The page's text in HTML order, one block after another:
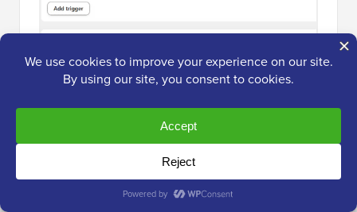
Similar, puteți crea un flux de lucru AI care răspunde
automat la întrebările adresate într-un forum,